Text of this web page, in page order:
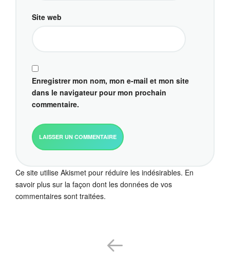
Site web
Enregistrer mon nom, mon e-mail et mon site
dans le navigateur pour mon prochain
commentaire.
Ce site utilise Akismet pour réduire les indésirables. En
savoir plus sur la façon dont les données de vos
commentaires sont traitées.